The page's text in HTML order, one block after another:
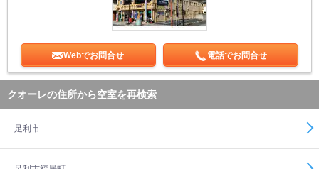
Webでお問合せ 電話でお問合せ
クオーレの住所から空室を再検索
足利市